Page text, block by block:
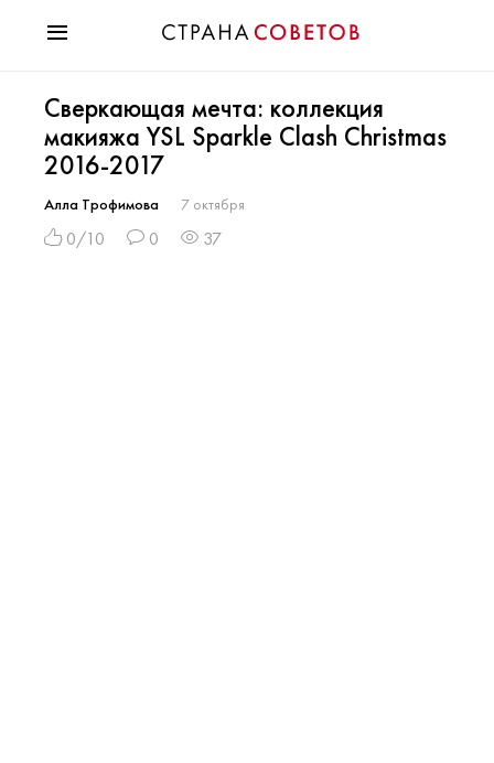
Мода
Звезды
Гороскопы
Здоровье
Психология
Сверкающая мечта: коллекция
макияжа YSL Sparkle Clash Christmas
2016-2017
Алла Трофимова 7 октября
0/10 0 37